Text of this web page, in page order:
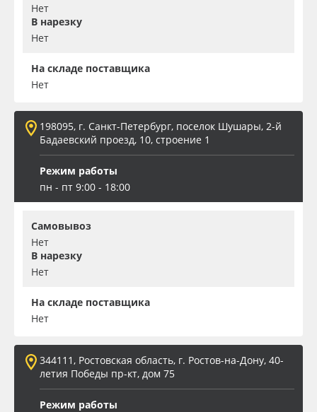
Заготовки для сувениров
Нет
В нарезку
Нет
На складе поставщика
Нет
198095, г. Санкт-Петербург, поселок Шушары, 2-й
Бадаевский проезд, 10, строение 1
Режим работы
пн - пт 9:00 - 18:00
Самовывоз
Нет
В нарезку
Нет
На складе поставщика
Нет
344111, Ростовская область, г. Ростов-на-Дону, 40-
летия Победы пр-кт, дом 75
Режим работы